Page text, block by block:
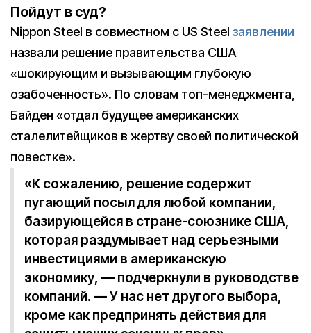
Пойдут в суд?
Nippon Steel в совместном с US Steel заявлении
назвали решение правительства США
«шокирующим и вызывающим глубокую
озабоченность». По словам топ-менеджмента,
Байден «отдал будущее американских
сталелитейщиков в жертву своей политической
повестке».
«К сожалению, решение содержит
пугающий посыл для любой компании,
базирующейся в стране-союзнике США,
которая раздумывает над серьезными
инвестициями в американскую
экономику, — подчеркнули в руководстве
компаний. — У нас нет другого выбора,
кроме как предпринять действия для